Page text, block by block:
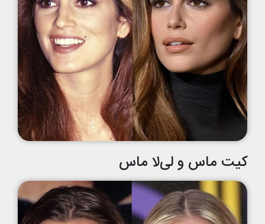
کیت ماس و لی‌لا ماس